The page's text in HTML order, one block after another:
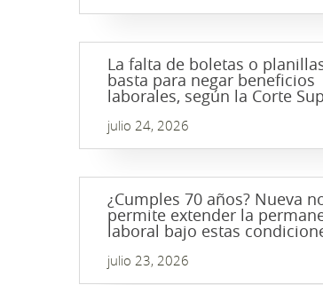
La falta de boletas o
basta para negar beneficios
laborales, según la Corte
julio 24, 2026
¿Cumples 70 años? Nueva
permite extender la
laboral bajo estas
julio 23, 2026